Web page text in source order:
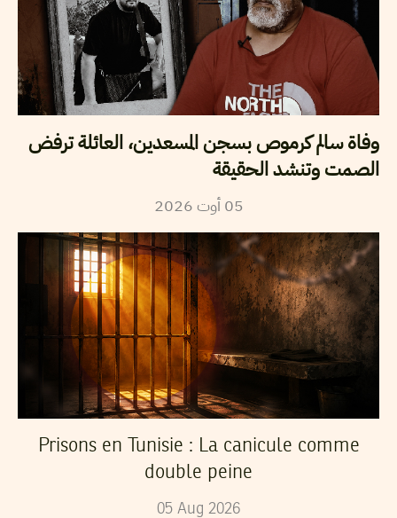
وفاة سالم كرموص بسجن المسعدين، العائلة ترفض
الصمت وتنشد الحقيقة
05 أوت2026
Prisons en Tunisie : La canicule comme
double peine
05 Aug 2026